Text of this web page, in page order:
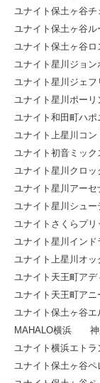
ユナイト保土ヶ谷
ユナイト保土ヶ谷
ユナイト保土ヶ谷
ユナイト星川ジョ
ユナイト星川ジェ
ユナイト星川ポー
ユナイト和田町ハ
ユナイト上星川コ
ユナイト初音ミッ
ユナイト星川クロ
ユナイト星川アー
ユナイト星川シュ
ユナイトさくらプ
ユナイト星川イン
ユナイト上星川オ
ユナイト天王町ア
ユナイト天王町ア
ユナイト保土ヶ谷
MAHALO横浜 神
ユナイト横浜エト
ユナイト保土ヶ谷